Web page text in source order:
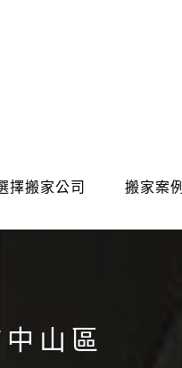
擇搬家公司 搬家案例
山區